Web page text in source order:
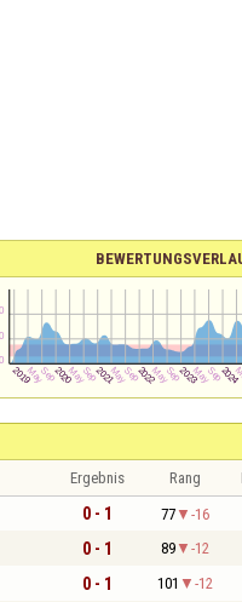
Ergebnis Rang
0 - 1 77 -16
0 - 1 89 -12
0 - 1 101 -12